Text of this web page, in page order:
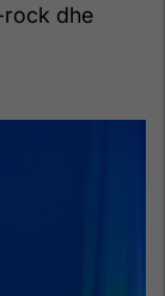
rock dhe